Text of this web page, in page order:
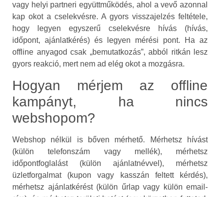
vagy helyi partneri együttműködés, ahol a vevő azonnal
kap okot a cselekvésre. A gyors visszajelzés feltétele,
hogy legyen egyszerű cselekvésre hívás (hívás,
időpont, ajánlatkérés) és legyen mérési pont. Ha az
offline anyagod csak „bemutatkozás”, abból ritkán lesz
gyors reakció, mert nem ad elég okot a mozgásra.
Hogyan mérjem az offline
kampányt, ha nincs
webshopom?
Webshop nélkül is bőven mérhető. Mérhetsz hívást
(külön telefonszám vagy mellék), mérhetsz
időpontfoglalást (külön ajánlatnévvel), mérhetsz
üzletforgalmat (kupon vagy kasszán feltett kérdés),
mérhetsz ajánlatkérést (külön űrlap vagy külön email-